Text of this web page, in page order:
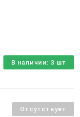
В наличии: 3 шт
Отсутствует